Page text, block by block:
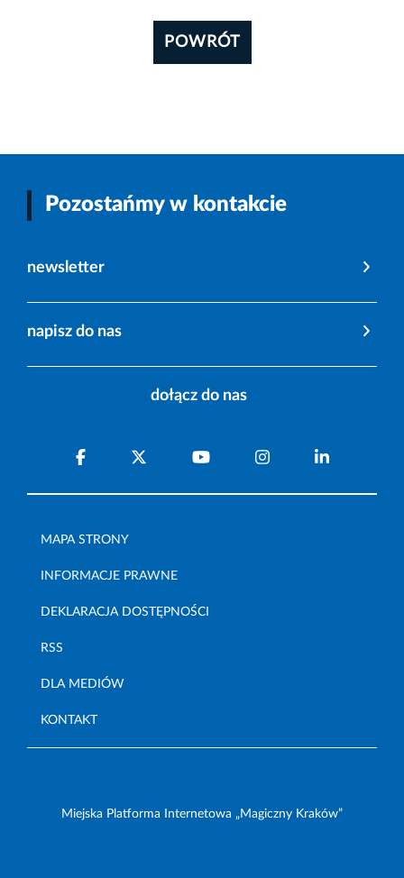
POWRÓT
Pozostańmy w kontakcie
newsletter
napisz do nas
dołącz do nas
MAPA STRONY
INFORMACJE PRAWNE
DEKLARACJA DOSTĘPNOŚCI
RSS
DLA MEDIÓW
KONTAKT
Miejska Platforma Internetowa „Magiczny Kraków”